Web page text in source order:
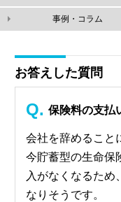
事例・コラム
お答えした質問
保険料の支払
会社を辞めること
今貯蓄型の生命保
入がなくなるため
なりそうです。